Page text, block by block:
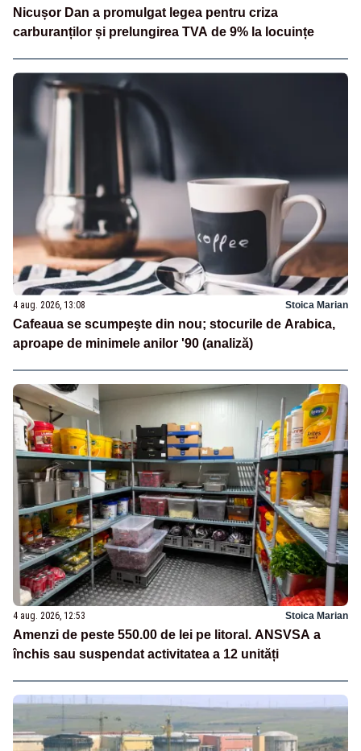
Nicușor Dan a promulgat legea pentru criza
carburanților și prelungirea TVA de 9% la locuințe
4 aug. 2026, 13:08 Stoica Marian
Cafeaua se scumpeşte din nou; stocurile de Arabica,
aproape de minimele anilor '90 (analiză)
4 aug. 2026, 12:53 Stoica Marian
Amenzi de peste 550.00 de lei pe litoral. ANSVSA a
închis sau suspendat activitatea a 12 unități